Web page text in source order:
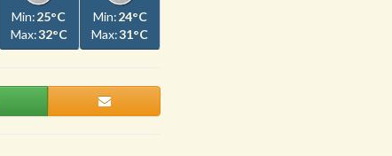
Min:25°C
Max:32°C
Min:24°C
Max:31°C